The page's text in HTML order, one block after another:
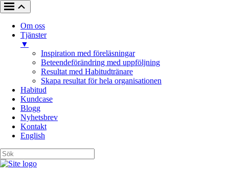
Om oss
Tjänster
▼
Inspiration med föreläsningar
Beteendeförändring med uppföljning
Resultat med Habitudtränare
Skapa resultat för hela organisationen
Habitud
Kundcase
Blogg
Nyhetsbrev
Kontakt
English